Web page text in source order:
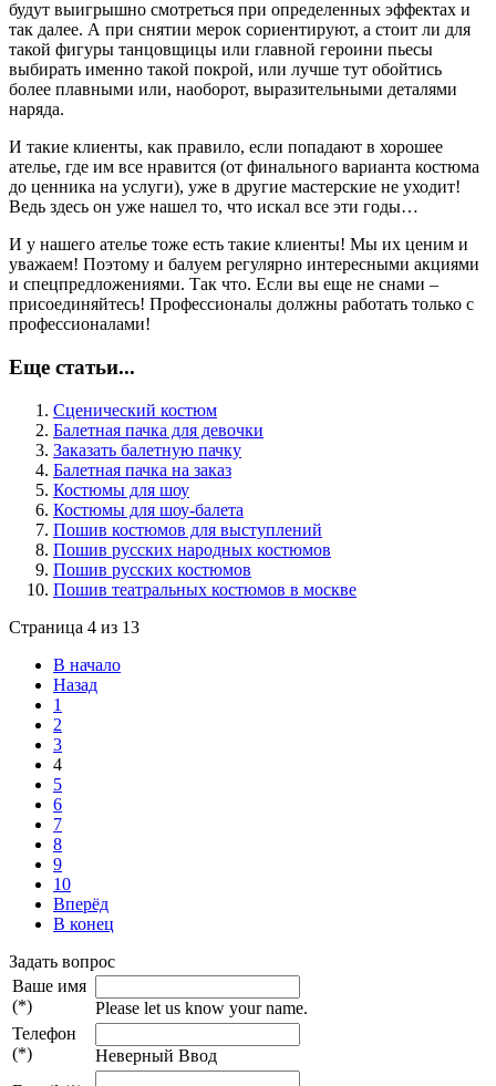
будут выигрышно смотреться при определенных эффектах и
так далее. А при снятии мерок сориентируют, а стоит ли для
такой фигуры танцовщицы или главной героини пьесы
выбирать именно такой покрой, или лучше тут обойтись
более плавными или, наоборот, выразительными деталями
наряда.
И такие клиенты, как правило, если попадают в хорошее
ателье, где им все нравится (от финального варианта костюма
до ценника на услуги), уже в другие мастерские не уходит!
Ведь здесь он уже нашел то, что искал все эти годы…
И у нашего ателье тоже есть такие клиенты! Мы их ценим и
уважаем! Поэтому и балуем регулярно интересными акциями
и спецпредложениями. Так что. Если вы еще не снами –
присоединяйтесь! Профессионалы должны работать только с
профессионалами!
Еще статьи...
Сценический костюм
Балетная пачка для девочки
Заказать балетную пачку
Балетная пачка на заказ
Костюмы для шоу
Костюмы для шоу-балета
Пошив костюмов для выступлений
Пошив русских народных костюмов
Пошив русских костюмов
Пошив театральных костюмов в москве
Страница 4 из 13
В начало
Назад
1
2
3
4
5
6
7
8
9
10
Вперёд
В конец
Задать вопрос
Ваше имя
(*)
Please let us know your name.
Телефон
(*)
Неверный Ввод